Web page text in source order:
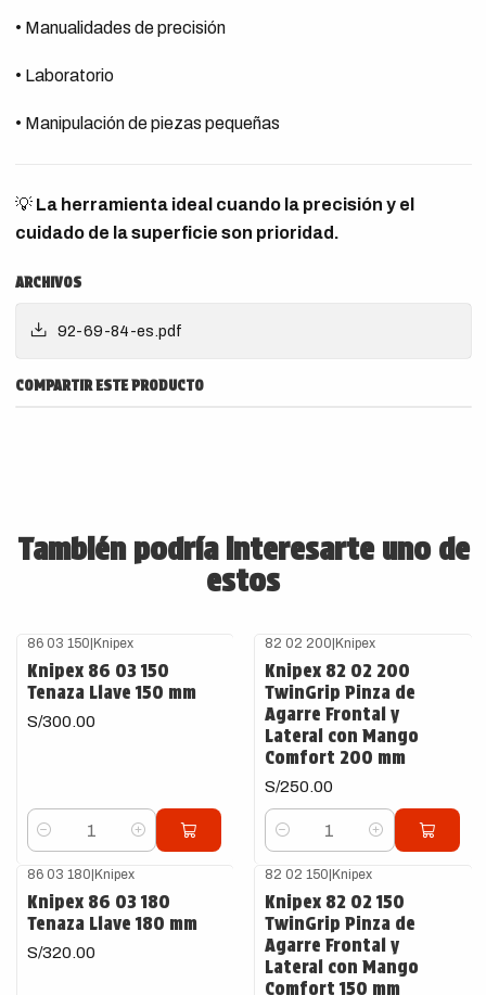
• Manualidades de precisión
• Laboratorio
• Manipulación de piezas pequeñas
💡 La herramienta ideal cuando la precisión y el
cuidado de la superficie son prioridad.
ARCHIVOS
92-69-84-es.pdf
COMPARTIR ESTE PRODUCTO
También podría interesarte uno de
estos
86 03 150|Knipex
Knipex 86 03 150
Tenaza Llave 150 mm
S/300.00
Cantidad
82 02 200|Knipex
Knipex 82 02 200
TwinGrip Pinza de
Agarre Frontal y
Lateral con Mango
Comfort 200 mm
S/250.00
Cantidad
86 03 180|Knipex
Knipex 86 03 180
Tenaza Llave 180 mm
S/320.00
82 02 150|Knipex
Knipex 82 02 150
TwinGrip Pinza de
Agarre Frontal y
Lateral con Mango
Comfort 150 mm